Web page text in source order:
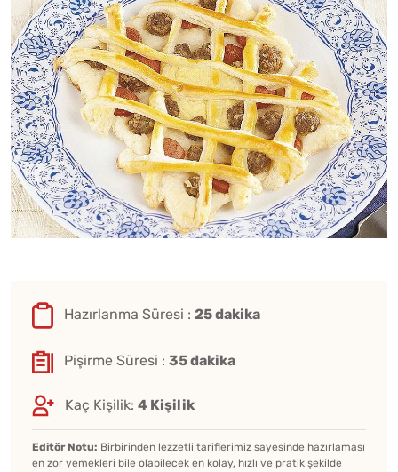
Hazırlanma Süresi : 25 dakika
Pişirme Süresi : 35 dakika
Kaç Kişilik: 4 Kişilik
Editör Notu: Birbirinden lezzetli tariflerimiz sayesinde hazırlaması
en zor yemekleri bile olabilecek en kolay, hızlı ve pratik şekilde